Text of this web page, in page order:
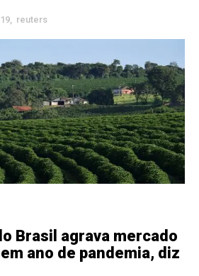
reuters
Brasil agrava mercado
ano de pandemia, diz